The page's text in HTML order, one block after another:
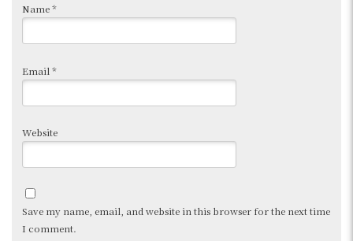
Name*
Email *
Website
Save my name, email, and website in this browser for the next time
I comment.